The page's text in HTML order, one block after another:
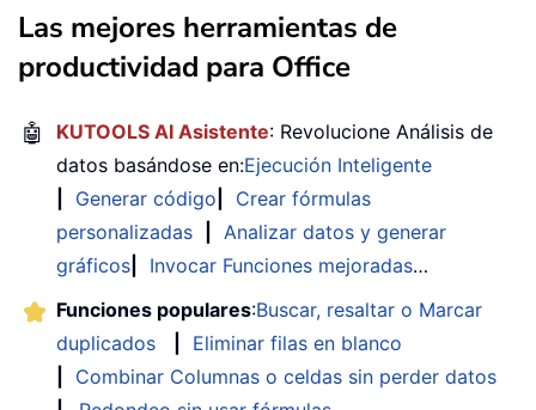
Las mejores herramientas de
productividad para Office
🤖 KUTOOLS AI Asistente: Revolucione Análisis de
datos basándose en:Ejecución Inteligente
Generar código
Crear fórmulas
personalizadas
Analizar datos y generar
gráficos
Invocar Funciones mejoradas…
Funciones populares:Buscar, resaltar o Marcar
duplicados
Eliminar filas en blanco
Combinar Columnas o celdas sin perder datos